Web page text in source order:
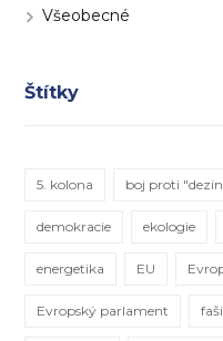
Všeobecné
Štítky
5. kolona boj proti
demokracie ekologie
energetika EU
Evropský parlament